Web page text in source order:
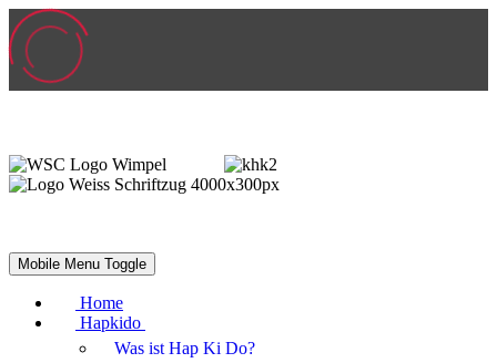
Mobile Menu Toggle
Home
Hapkido
Was ist Hap Ki Do?